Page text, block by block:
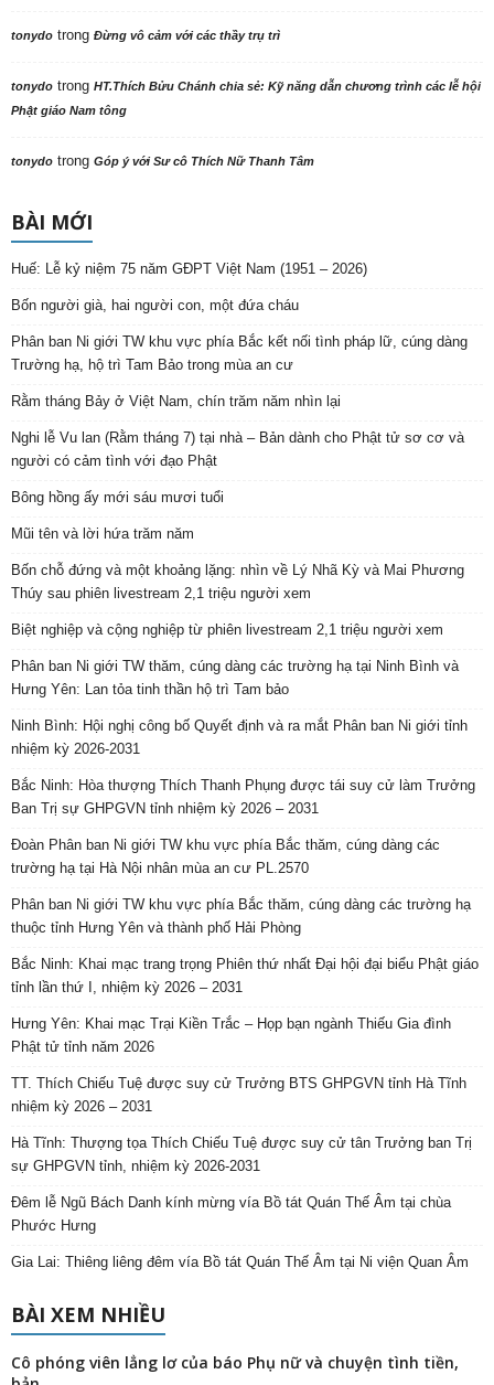
tonydo trong Đừng vô cảm với các thầy trụ trì
tonydo trong HT.Thích Bửu Chánh chia sẻ: Kỹ năng dẫn chương trình các lễ hội
Phật giáo Nam tông
tonydo trong Góp ý với Sư cô Thích Nữ Thanh Tâm
BÀI MỚI
Huế: Lễ kỷ niệm 75 năm GĐPT Việt Nam (1951 – 2026)
Bốn người già, hai người con, một đứa cháu
Phân ban Ni giới TW khu vực phía Bắc kết nối tình pháp lữ, cúng dàng
Trường hạ, hộ trì Tam Bảo trong mùa an cư
Rằm tháng Bảy ở Việt Nam, chín trăm năm nhìn lại
Nghi lễ Vu lan (Rằm tháng 7) tại nhà – Bản dành cho Phật tử sơ cơ và
người có cảm tình với đạo Phật
Bông hồng ấy mới sáu mươi tuổi
Mũi tên và lời hứa trăm năm
Bốn chỗ đứng và một khoảng lặng: nhìn về Lý Nhã Kỳ và Mai Phương
Thúy sau phiên livestream 2,1 triệu người xem
Biệt nghiệp và cộng nghiệp từ phiên livestream 2,1 triệu người xem
Phân ban Ni giới TW thăm, cúng dàng các trường hạ tại Ninh Bình và
Hưng Yên: Lan tỏa tinh thần hộ trì Tam bảo
Ninh Bình: Hội nghị công bố Quyết định và ra mắt Phân ban Ni giới tỉnh
nhiệm kỳ 2026-2031
Bắc Ninh: Hòa thượng Thích Thanh Phụng được tái suy cử làm Trưởng
Ban Trị sự GHPGVN tỉnh nhiệm kỳ 2026 – 2031
Đoàn Phân ban Ni giới TW khu vực phía Bắc thăm, cúng dàng các
trường hạ tại Hà Nội nhân mùa an cư PL.2570
Phân ban Ni giới TW khu vực phía Bắc thăm, cúng dàng các trường hạ
thuộc tỉnh Hưng Yên và thành phố Hải Phòng
Bắc Ninh: Khai mạc trang trọng Phiên thứ nhất Đại hội đại biểu Phật giáo
tỉnh lần thứ I, nhiệm kỳ 2026 – 2031
Hưng Yên: Khai mạc Trại Kiền Trắc – Họp bạn ngành Thiếu Gia đình
Phật tử tỉnh năm 2026
TT. Thích Chiếu Tuệ được suy cử Trưởng BTS GHPGVN tỉnh Hà Tĩnh
nhiệm kỳ 2026 – 2031
Hà Tĩnh: Thượng tọa Thích Chiếu Tuệ được suy cử tân Trưởng ban Trị
sự GHPGVN tỉnh, nhiệm kỳ 2026-2031
Đêm lễ Ngũ Bách Danh kính mừng vía Bồ tát Quán Thế Âm tại chùa
Phước Hưng
Gia Lai: Thiêng liêng đêm vía Bồ tát Quán Thế Âm tại Ni viện Quan Âm
BÀI XEM NHIỀU
Cô phóng viên lẳng lơ của báo Phụ nữ và chuyện tình tiền,